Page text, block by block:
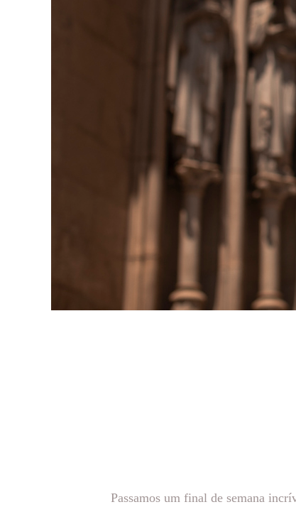
Passamos um final de semana